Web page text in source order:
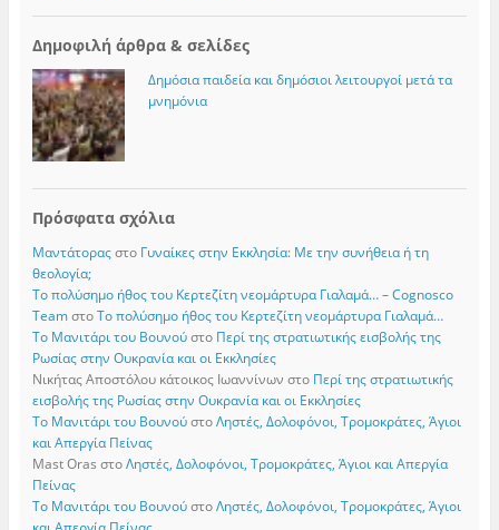
Δημοφιλή άρθρα & σελίδες
Δημόσια παιδεία και δημόσιοι λειτουργοί μετά τα
μνημόνια
Πρόσφατα σχόλια
Μαντάτοραςστο Γυναίκες στην Εκκλησία: Με την συνήθεια ή τη
θεολογία;
Το πολύσημο ήθος του Κερτεζίτη νεομάρτυρα Γιαλαμά… – Cognosco
TeamστοΤο πολύσημο ήθος του Κερτεζίτη νεομάρτυρα Γιαλαμά…
Το Μανιτάρι του Βουνούστο Περί της στρατιωτικής εισβολής της
Ρωσίας στην Ουκρανία και οι Εκκλησίες
Νικήτας Αποστόλου κάτοικος Ιωαννίνων στο Περί της στρατιωτικής
εισβολής της Ρωσίας στην Ουκρανία και οι Εκκλησίες
Το Μανιτάρι του ΒουνούστοΛηστές, Δολοφόνοι, Τρομοκράτες, Άγιοι
και Απεργία Πείνας
Mast Oras στοΛηστές, Δολοφόνοι, Τρομοκράτες, Άγιοι και Απεργία
Πείνας
Το Μανιτάρι του ΒουνούστοΛηστές, Δολοφόνοι, Τρομοκράτες, Άγιοι